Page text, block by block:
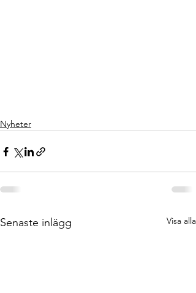
Nyheter
Senaste inlägg Visa alla